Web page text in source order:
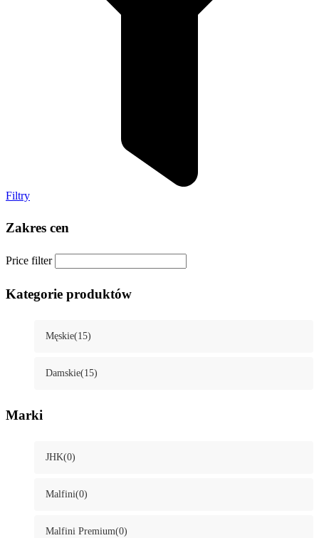
Filtry
Zakres cen
Price filter
Kategorie produktów
Męskie(15)
Damskie(15)
Marki
JHK(0)
Malfini(0)
Malfini Premium(0)